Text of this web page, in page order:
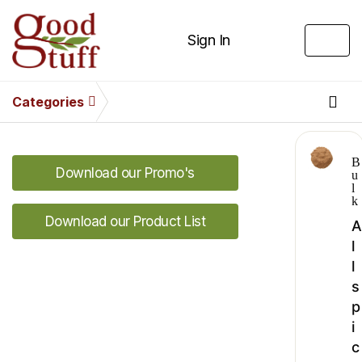
Sign In
Categories
Download our Promo's
Download our Product List
B
u
l
k
A
l
l
s
p
i
c